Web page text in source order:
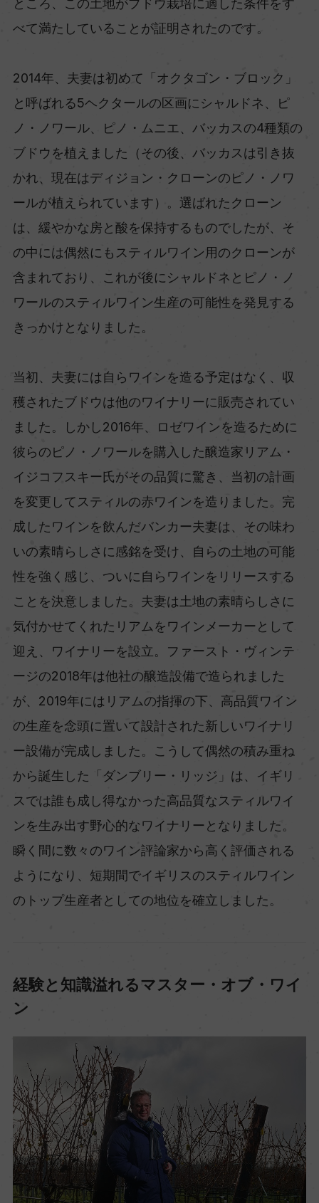
ところ、この土地がブドウ栽培に適した条件をす
べて満たしていることが証明されたのです。
2014年、夫妻は初めて「オクタゴン・ブロック」
と呼ばれる5ヘクタールの区画にシャルドネ、ピ
ノ・ノワール、ピノ・ムニエ、バッカスの4種類の
ブドウを植えました（その後、バッカスは引き抜
かれ、現在はディジョン・クローンのピノ・ノワ
ールが植えられています）。選ばれたクローン
は、緩やかな房と酸を保持するものでしたが、そ
の中には偶然にもスティルワイン用のクローンが
含まれており、これが後にシャルドネとピノ・ノ
ワールのスティルワイン生産の可能性を発見する
きっかけとなりました。
当初、夫妻には自らワインを造る予定はなく、収
穫されたブドウは他のワイナリーに販売されてい
ました。しかし2016年、ロゼワインを造るために
彼らのピノ・ノワールを購入した醸造家リアム・
イジコフスキー氏がその品質に驚き、当初の計画
を変更してスティルの赤ワインを造りました。完
成したワインを飲んだバンカー夫妻は、その味わ
いの素晴らしさに感銘を受け、自らの土地の可能
性を強く感じ、ついに自らワインをリリースする
ことを決意しました。夫妻は土地の素晴らしさに
気付かせてくれたリアムをワインメーカーとして
迎え、ワイナリーを設立。ファースト・ヴィンテ
ージの2018年は他社の醸造設備で造られました
が、2019年にはリアムの指揮の下、高品質ワイン
の生産を念頭に置いて設計された新しいワイナリ
ー設備が完成しました。こうして偶然の積み重ね
から誕生した「ダンブリー・リッジ」は、イギリ
スでは誰も成し得なかった高品質なスティルワイ
ンを生み出す野心的なワイナリーとなりました。
瞬く間に数々のワイン評論家から高く評価される
ようになり、短期間でイギリスのスティルワイン
のトップ生産者としての地位を確立しました。
経験と知識溢れるマスター・オブ・ワイ
ン